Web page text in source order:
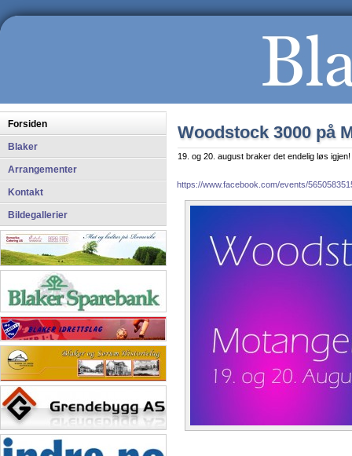
Forsiden
Blaker
Arrangementer
Kontakt
Bildegallerier
Woodstock 3000 på
19. og 20. august braker det endelig løs
https://www.facebook.com/events/